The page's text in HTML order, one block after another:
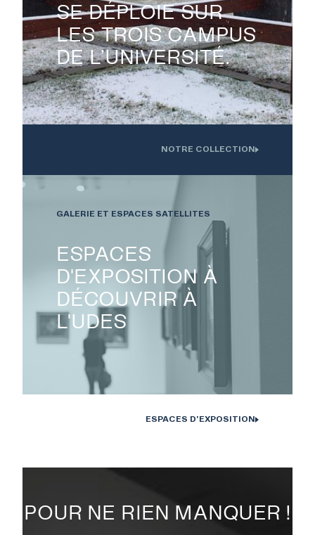
Oeuvre installée devant l'Institution interdisciplinaire d'innovation
SE DÉPLOIE SUR
LES TROIS CAMPUS
DE L’UNIVERSITÉ.
NOTRE COLLECTION
ESPACES
D'EXPOSITION À
DÉCOUVRIR À
L'UDES
GALERIE ET ESPACES SATELLITES
ESPACES D'EXPOSITION
POUR NE RIEN MANQUER !